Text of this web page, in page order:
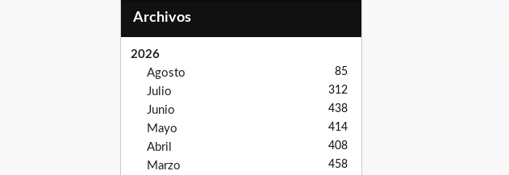
Archivos
2026
Agosto
85
Julio 312
Junio 438
Mayo 414
Abril 408
Marzo 458